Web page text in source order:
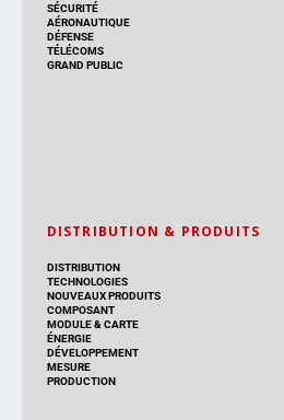
SÉCURITÉ
AÉRONAUTIQUE
DÉFENSE
TÉLÉCOMS
GRAND PUBLIC
DISTRIBUTION & PRODUITS
DISTRIBUTION
TECHNOLOGIES
NOUVEAUX PRODUITS
COMPOSANT
MODULE & CARTE
ÉNERGIE
DÉVELOPPEMENT
MESURE
PRODUCTION